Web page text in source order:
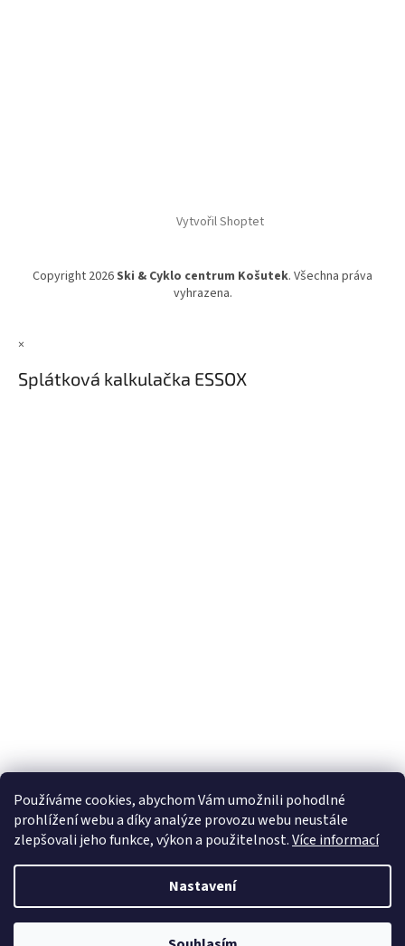
Používáme cookies, abychom Vám umožnili pohodlné
prohlížení webu a díky analýze provozu webu neustále
zlepšovali jeho funkce, výkon a použitelnost.Více informací
Nastavení
Vytvořil Shoptet
Copyright 2026Ski & Cyklo centrum Košutek. Všechna práva
vyhrazena.
×
Splátková kalkulačka ESSOX